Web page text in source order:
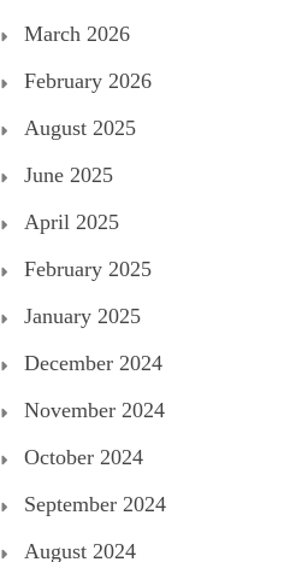
March 2026
February 2026
August 2025
June 2025
April 2025
February 2025
January 2025
December 2024
November 2024
October 2024
September 2024
August 2024